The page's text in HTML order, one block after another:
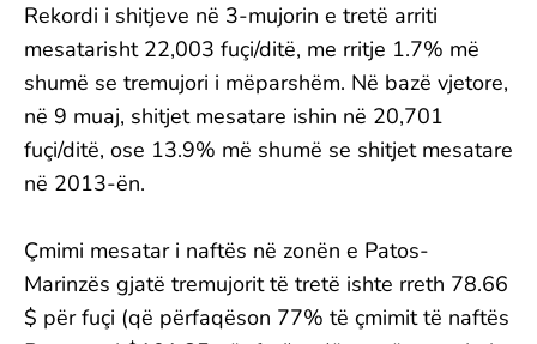
Rekordi i shitjeve në 3-mujorin e tretë arriti
mesatarisht 22,003 fuçi/ditë, me rritje 1.7% më
shumë se tremujori i mëparshëm. Në bazë vjetore,
në 9 muaj, shitjet mesatare ishin në 20,701
fuçi/ditë, ose 13.9% më shumë se shitjet mesatare
në 2013-ën.
Çmimi mesatar i naftës në zonën e Patos-
Marinzës gjatë tremujorit të tretë ishte rreth 78.66
$ për fuçi (që përfaqëson 77% të çmimit të naftës